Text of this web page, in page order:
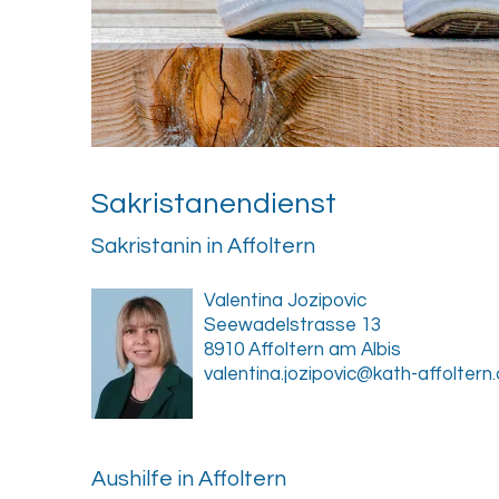
Sa­kris­ta­nen­dienst
Sakristanin in Affoltern
Valentina Jozipovic
Seewadelstrasse 13
8910 Affoltern am Albis
valentina.jozipovic@kath-
Aushilfe in Affoltern